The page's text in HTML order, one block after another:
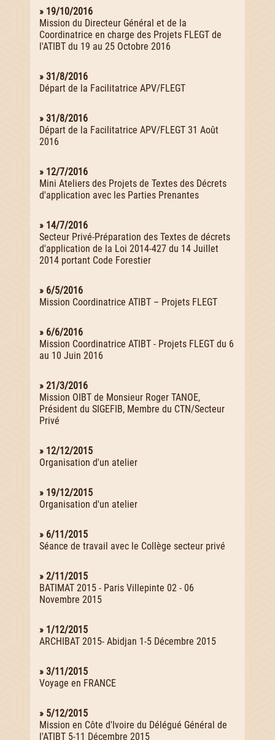
» 19/10/2016
Mission du Directeur Général et de la
Coordinatrice en charge des Projets FLEGT de
l'ATIBT du 19 au 25 Octobre 2016
» 31/8/2016
Départ de la Facilitatrice APV/FLEGT
» 31/8/2016
Départ de la Facilitatrice APV/FLEGT 31 Août
2016
» 12/7/2016
Mini Ateliers des Projets de Textes des Décrets
d'application avec les Parties Prenantes
» 14/7/2016
Secteur Privé-Préparation des Textes de décrets
d'application de la Loi 2014-427 du 14 Juillet
2014 portant Code Forestier
» 6/5/2016
Mission Coordinatrice ATIBT – Projets FLEGT
» 6/6/2016
Mission Coordinatrice ATIBT - Projets FLEGT du 6
au 10 Juin 2016
» 21/3/2016
Mission OIBT de Monsieur Roger TANOE,
Président du SIGEFIB, Membre du CTN/Secteur
Privé
» 12/12/2015
Organisation d'un atelier
» 19/12/2015
Organisation d'un atelier
» 6/11/2015
Séance de travail avec le Collège secteur privé
» 2/11/2015
BATIMAT 2015 - Paris Villepinte 02 - 06
Novembre 2015
» 1/12/2015
ARCHIBAT 2015- Abidjan 1-5 Décembre 2015
» 3/11/2015
Voyage en FRANCE
» 5/12/2015
Mission en Côte d'Ivoire du Délégué Général de
l'ATIBT 5-11 Décembre 2015